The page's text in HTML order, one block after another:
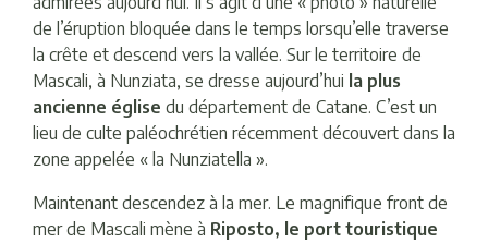
de l’éruption bloquée dans le temps lorsqu’elle traverse
la crête et descend vers la vallée. Sur le territoire de
Mascali, à Nunziata, se dresse aujourd’hui la plus
ancienne église du département de Catane. C’est un
lieu de culte paléochrétien récemment découvert dans la
zone appelée « la Nunziatella ».
Maintenant descendez à la mer. Le magnifique front de
mer de Mascali mène à Riposto, le port touristique